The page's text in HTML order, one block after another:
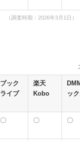
（調査時期：2026年3月1日）
ブック
ライブ
楽天
Kobo
ッ
〇 〇 〇